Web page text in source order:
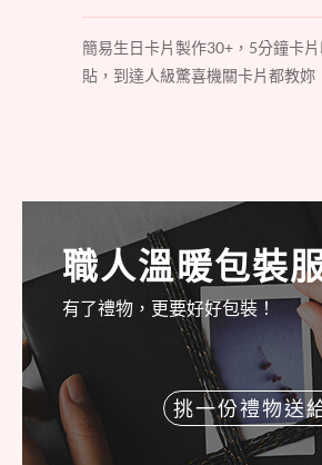
簡易生日卡片製作30+，5分鐘卡
貼，到達人級驚喜機關卡片都教妳
職人溫暖包裝
有了禮物，更要好好包裝！
挑一份禮物送